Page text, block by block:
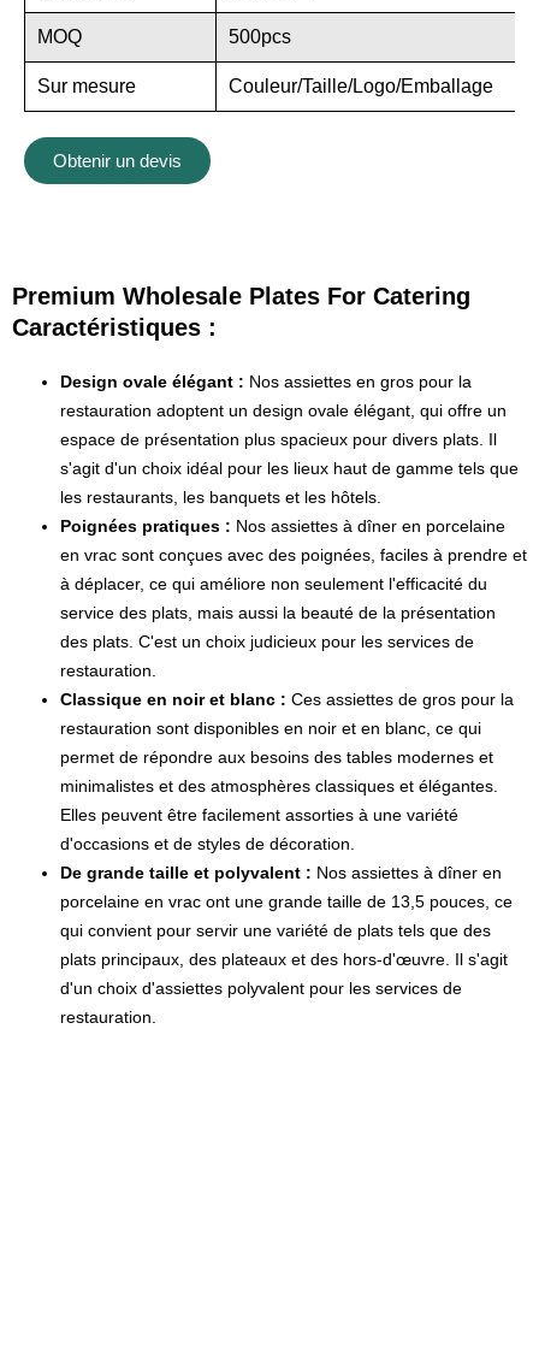
MOQ 500pcs
Sur mesure Couleur/Taille/Logo/Emballage
Obtenir un devis
Premium Wholesale Plates For Catering
Caractéristiques :
Design ovale élégant : Nos assiettes en gros pour la
restauration adoptent un design ovale élégant, qui offre un
espace de présentation plus spacieux pour divers plats. Il
s'agit d'un choix idéal pour les lieux haut de gamme tels que
les restaurants, les banquets et les hôtels.
Poignées pratiques : Nos assiettes à dîner en porcelaine
en vrac sont conçues avec des poignées, faciles à prendre et
à déplacer, ce qui améliore non seulement l'efficacité du
service des plats, mais aussi la beauté de la présentation
des plats. C'est un choix judicieux pour les services de
restauration.
Classique en noir et blanc : Ces assiettes de gros pour la
restauration sont disponibles en noir et en blanc, ce qui
permet de répondre aux besoins des tables modernes et
minimalistes et des atmosphères classiques et élégantes.
Elles peuvent être facilement assorties à une variété
d'occasions et de styles de décoration.
De grande taille et polyvalent : Nos assiettes à dîner en
porcelaine en vrac ont une grande taille de 13,5 pouces, ce
qui convient pour servir une variété de plats tels que des
plats principaux, des plateaux et des hors-d'œuvre. Il s'agit
d'un choix d'assiettes polyvalent pour les services de
restauration.